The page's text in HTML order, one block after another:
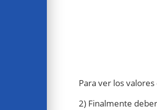
Para ver los
2) Finalmente